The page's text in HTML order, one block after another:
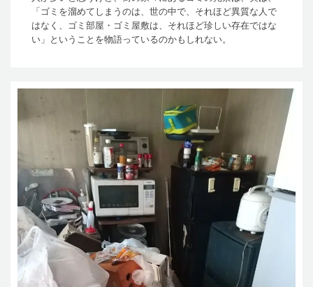
「ゴミを溜めてしまうのは、世の中で、それほど異質な人で
はなく、ゴミ部屋・ゴミ屋敷は、それほど珍しい存在ではな
い」ということを物語っているのかもしれない。